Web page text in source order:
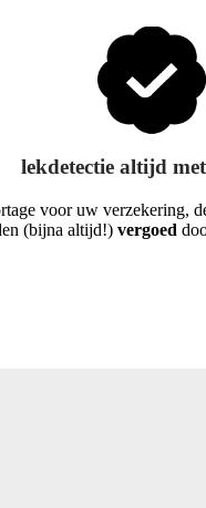
lekdetectie altijd
voor uw verzekering,
(bijna altijd!) vergoed